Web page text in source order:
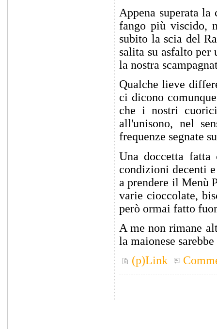
Appena superata
fango più viscido,
subito la scia del
salita su asfalto
la nostra
Qualche lieve
ci dicono
che i nostri
all'unisono, nel
frequenze segnate
Una doccetta
condizioni decenti
a prendere il Menù
varie cioccolate,
però ormai fatto
A me non rimane
la maionese
(p)Link